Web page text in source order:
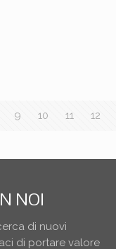
9 10 11 12
NOI
di nuovi
di portare valore